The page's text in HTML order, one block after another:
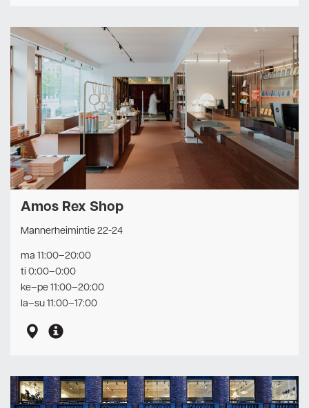
Amos Rex Shop
Mannerheimintie 22-24
ma 11:00–20:00
ti 0:00–0:00
ke–pe 11:00–20:00
la–su 11:00–17:00